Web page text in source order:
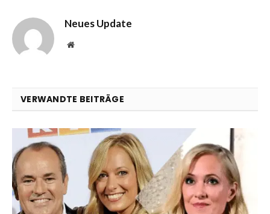
Neues Update
Website
VERWANDTE BEITRÄGE